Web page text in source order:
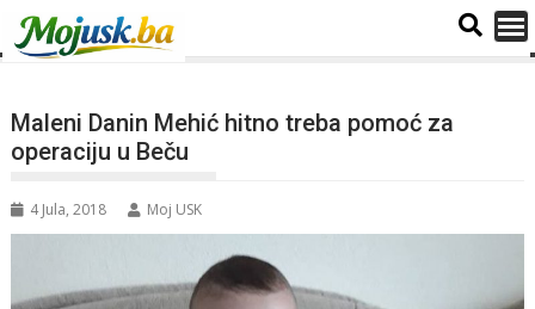
Maleni Danin Mehić hitno treba pomoć za
operaciju u Beču
4 Jula, 2018 Moj USK